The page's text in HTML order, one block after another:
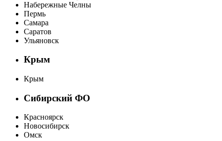
Набережные Челны
Пермь
Самара
Саратов
Ульяновск
Крым
Крым
Сибирский ФО
Красноярск
Новосибирск
Омск